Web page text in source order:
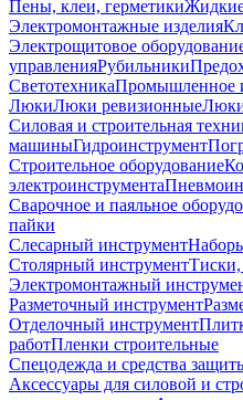
Пены, клеи, герметики
Электромонтажные изделия
Электрощитовое
управленияРубильники
СветотехникаПромышленное
ЛюкиЛюки ревизионные
Силовая и строительная
машиныГидроинструмент
Строительное оборудование
электроинструмента
Сварочное и паяльное
пайки
Слесарный инструмент
Столярный инструмент
Электромонтажный
Разметочный инструмент
Отделочный инструмент
работПленки строительные
Спецодежда и средства
Аксессуары для силовой и